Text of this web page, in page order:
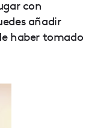
con
añadir
haber tomado